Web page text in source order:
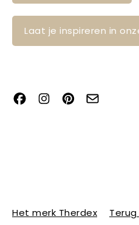
Laat je inspireren in
Het merk Therdex